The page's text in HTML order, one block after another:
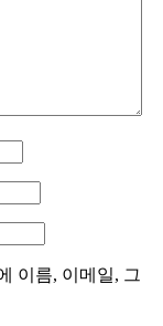
이름, 이메일, 그